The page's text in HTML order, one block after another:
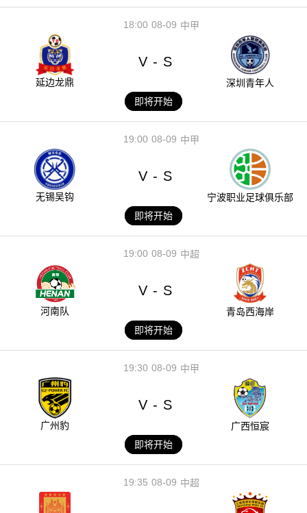
08-09
18:00 中甲
延边龙鼎
V - S
深圳青年人
即将开始
08-09
19:00 中甲
无锡吴钩
V - S
宁波职业足球俱乐部
即将开始
08-09
19:00 中超
河南队
V - S
青岛西海岸
即将开始
08-09
19:30 中甲
广州豹
V - S
广西恒宸
即将开始
08-09
19:35 中超